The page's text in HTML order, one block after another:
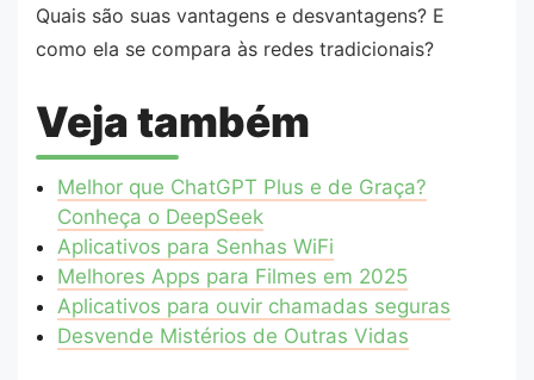
Quais são suas vantagens e desvantagens? E
como ela se compara às redes tradicionais?
Veja também
Melhor que ChatGPT Plus e de Graça?
Conheça o DeepSeek
Aplicativos para Senhas WiFi
Melhores Apps para Filmes em 2025
Aplicativos para ouvir chamadas seguras
Desvende Mistérios de Outras Vidas